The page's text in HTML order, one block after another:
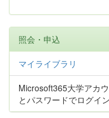
照会・申込
マイライブラリ
Microsoft365大学アカ
とパスワードでログイン